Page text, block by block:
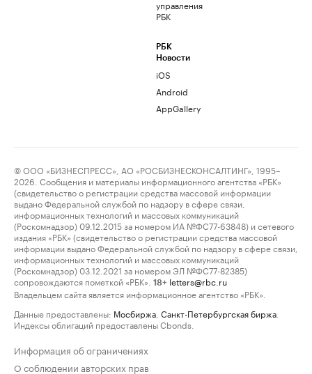
управления
РБК
РБК
Новости
iOS
Android
AppGallery
© ООО «БИЗНЕСПРЕСС», АО «РОСБИЗНЕСКОНСАЛТИНГ», 1995–
2026. Сообщения и материалы информационного агентства «РБК»
(свидетельство о регистрации средства массовой информации
выдано Федеральной службой по надзору в сфере связи,
информационных технологий и массовых коммуникаций
(Роскомнадзор) 09.12.2015 за номером ИА №ФС77-63848) и сетевого
издания «РБК» (свидетельство о регистрации средства массовой
информации выдано Федеральной службой по надзору в сфере связи,
информационных технологий и массовых коммуникаций
(Роскомнадзор) 03.12.2021 за номером ЭЛ №ФС77-82385)
сопровождаются пометкой «РБК».
18+ letters@rbc.ru
Владельцем сайта является информационное агентство «РБК».
Данные предоставлены: Мосбиржа Санкт-Петербургская биржа
Индексы облигаций предоставлены Cbonds.
Информация об ограничениях
О соблюдении авторских прав